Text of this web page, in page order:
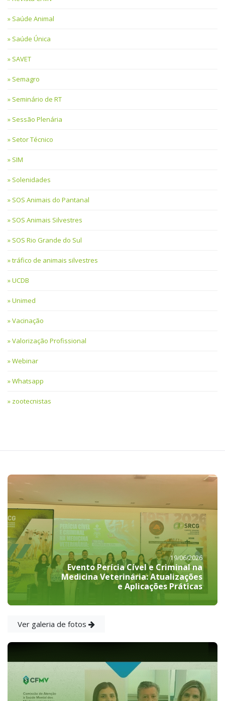
Saúde Animal
Saúde Única
SAVET
Semagro
Seminário de RT
Sessão Plenária
Setor Técnico
SIM
Solenidades
SOS Animais do Pantanal
SOS Animais Silvestres
SOS Rio Grande do Sul
tráfico de animais silvestres
UCDB
Unimed
Vacinação
Valorização Profissional
Webinar
Whatsapp
zootecnistas
19/06/2026
Evento Perícia Cível e Criminal na
Medicina Veterinária: Atualizações
e Aplicações Práticas
Ver galeria de fotos